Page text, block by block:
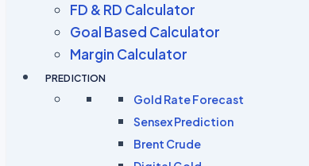
FD & RD Calculator
Goal Based Calculator
Margin Calculator
PREDICTION
Gold Rate Forecast
Sensex Prediction
Brent Crude